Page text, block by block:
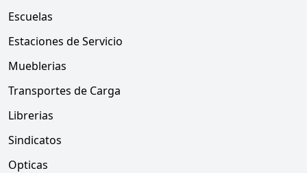
Escuelas
Estaciones de Servicio
Mueblerias
Transportes de Carga
Librerias
Sindicatos
Opticas